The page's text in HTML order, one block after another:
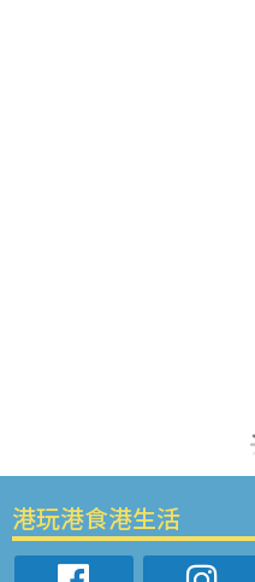
港玩港食港生活